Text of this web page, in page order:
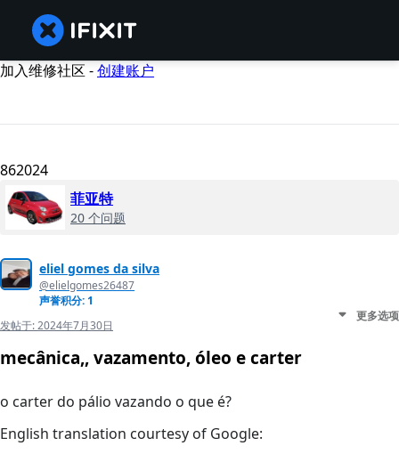
加入维修社区 -创建账户
862024
菲亚特
20 个问题
eliel gomes da silva
@elielgomes26487
声誉积分: 1
发帖于:2024年7月30日
更多选项
mecânica,, vazamento, óleo e carter
o carter do pálio vazando o que é?
English translation courtesy of Google: